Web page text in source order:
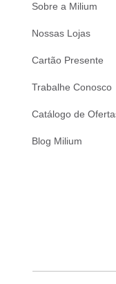
Sobre a Milium
Nossas Lojas
Cartão Presente
Trabalhe Conosco
Catálogo de
Blog Milium